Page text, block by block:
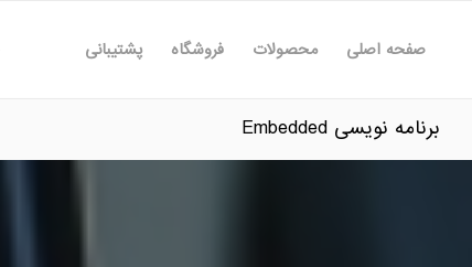
صفحه اصلی محصولات فروشگاه پشتیبانی
برنامه نویسی Embedded